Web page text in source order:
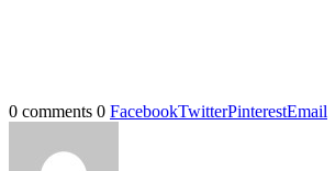
0 comments 0 FacebookTwitterPinterestEmail